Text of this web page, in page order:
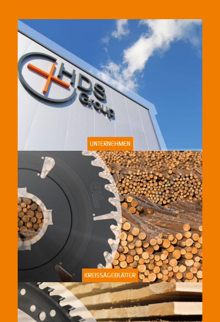
UNTERNEHMEN
UNTERNEHMEN
KREISSÄGEBLÄTTER
KREISSÄGEBLÄTTER
SEGMENTE & SCHLICHTRINGE